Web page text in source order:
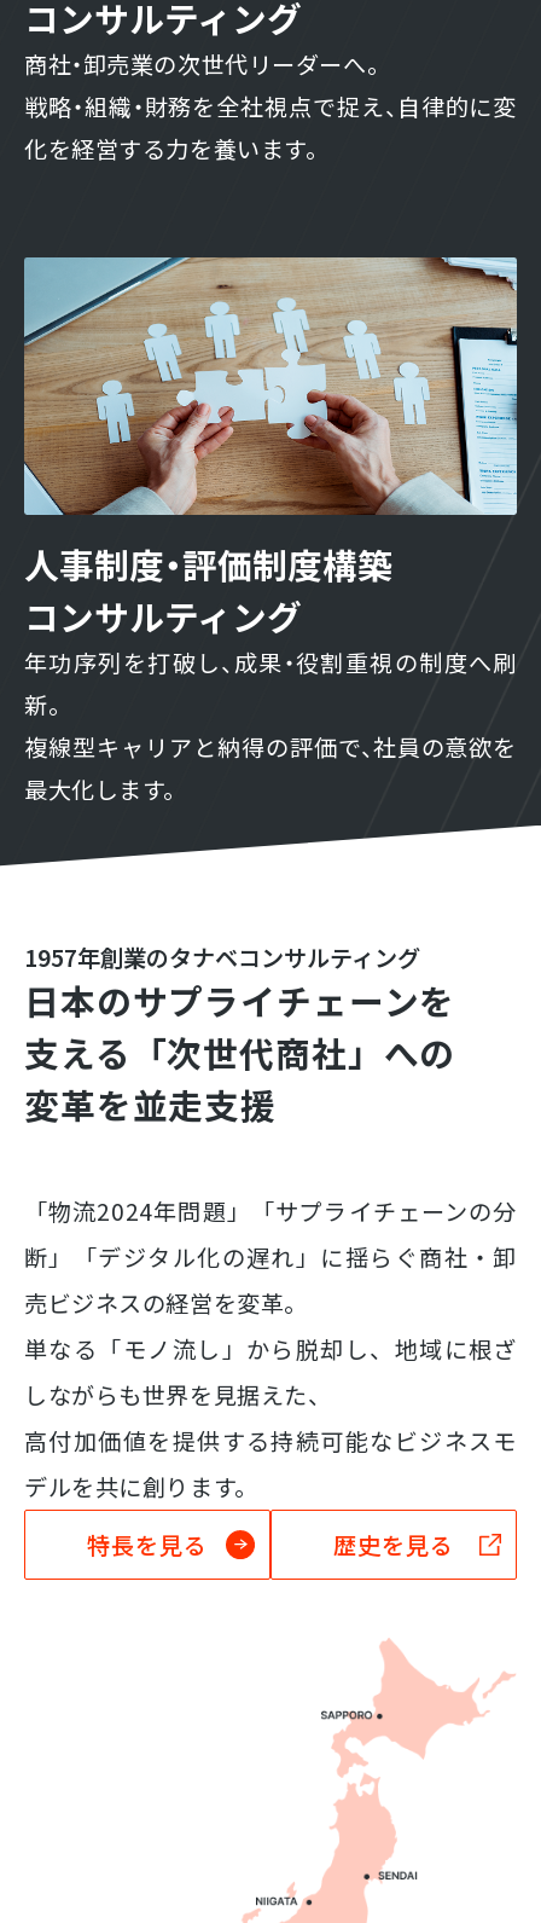
コンサルティング
商社・卸売業の次世代リーダーへ。
戦略・組織・財務を全社視点で捉え、自律的に変
化を経営する力を養います。
人事制度・評価制度構築
コンサルティング
年功序列を打破し、成果・役割重視の制度へ刷
新。
複線型キャリアと納得の評価で、社員の意欲を
最大化します。
1957年創業のタナベコンサルティング
日本のサプライチェーンを
支える 「次世代商社」への
変革を並走支援
「物流2024年問題」「サプライチェーンの分
断」「デジタル化の遅れ」に揺らぐ商社・卸
売ビジネスの経営を変革。
単なる「モノ流し」から脱却し、地域に根ざ
しながらも世界を見据えた、
高付加価値を提供する持続可能なビジネスモ
デルを共に創ります。
特長を見る
歴史を見る